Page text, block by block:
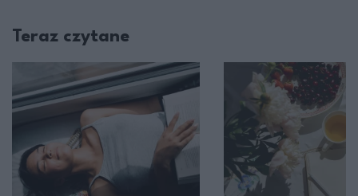
Teraz czytane